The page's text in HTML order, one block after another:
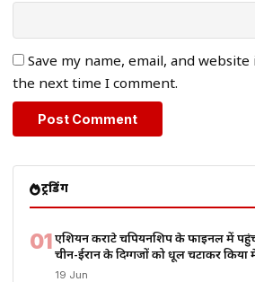
Save my name, email, and
the next time I comment.
ट्रेंडिंग
01एशियन कराटे चैंपियनशिप के फाइनल में
चीन-ईरान के दिग्गजों को धूल चटाकर
19 Jun